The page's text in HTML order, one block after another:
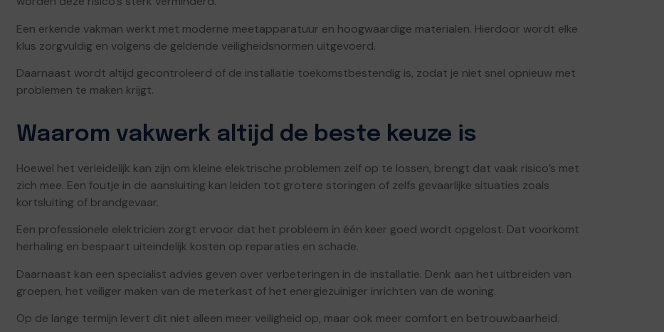
Een erkende vakman werkt met moderne meetapparatuur en hoogwaardige materialen. Hierdoor wordt elke
klus zorgvuldig en volgens de geldende veiligheidsnormen uitgevoerd.
Daarnaast wordt altijd gecontroleerd of de installatie toekomstbestendig is, zodat je niet snel opnieuw met
problemen te maken krijgt.
Waarom vakwerk altijd de beste keuze is
Hoewel het verleidelijk kan zijn om kleine elektrische problemen zelf op te lossen, brengt dat vaak risico’s met
zich mee. Een foutje in de aansluiting kan leiden tot grotere storingen of zelfs gevaarlijke situaties zoals
kortsluiting of brandgevaar.
Een professionele elektricien zorgt ervoor dat het probleem in één keer goed wordt opgelost. Dat voorkomt
herhaling en bespaart uiteindelijk kosten op reparaties en schade.
Daarnaast kan een specialist advies geven over verbeteringen in de installatie. Denk aan het uitbreiden van
groepen, het veiliger maken van de meterkast of het energiezuiniger inrichten van de woning.
Op de lange termijn levert dit niet alleen meer veiligheid op, maar ook meer comfort en betrouwbaarheid.